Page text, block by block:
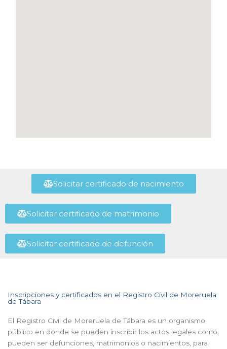
Solicitar certificado de nacimiento
Solicitar certificado de matrimonio
Solicitar certificado de defunción
Inscripciones y certificados en el Registro Civil de Moreruela
de Tábara
El Registro Civil de Moreruela de Tábara es un organismo
público en donde se pueden inscribir los actos legales como
pueden ser defunciones, matrimonios o nacimientos, para